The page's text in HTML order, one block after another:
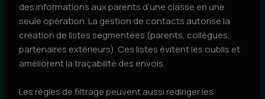
des informations aux parents d’une classe en une
seule opération. La gestion de contacts autorise la
création de listes segmentées (parents, collègues,
partenaires extérieurs). Ces listes évitent les oublis et
améliorent la traçabilité des envois.
Les règles de filtrage peuvent aussi rediriger les